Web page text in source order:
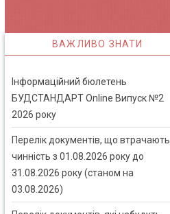
ВАЖЛИВО ЗНАТИ
Інформаційний бюлетень
БУДСТАНДАРТ Online Випуск №2
2026 року
Перелік документів, що втрачають
чинність з 01.08.2026 року до
31.08.2026 року (станом на
03.08.2026)